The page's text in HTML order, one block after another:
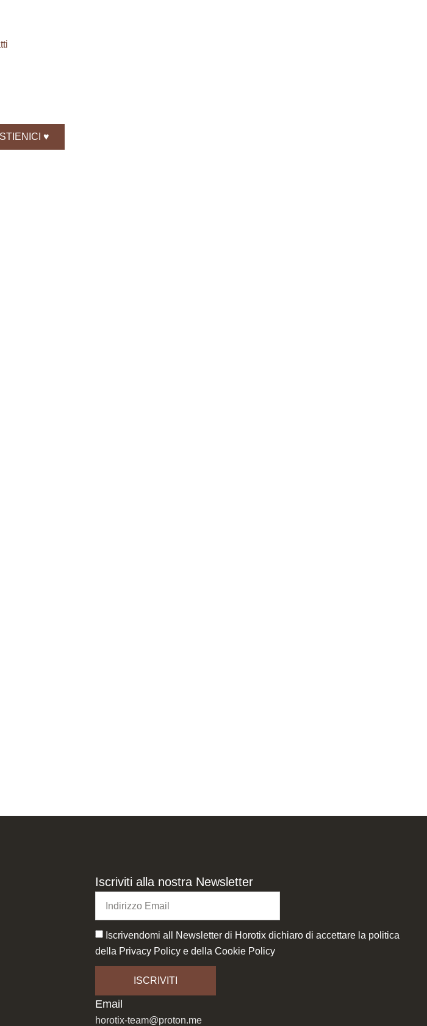
♥️
Iscriviti alla nostra Newsletter
Iscrivendomi all Newsletter di Horotix dichiaro di accettare la politica
della Privacy Policy e della Cookie Policy
ISCRIVITI
Email
horotix-team@proton.me